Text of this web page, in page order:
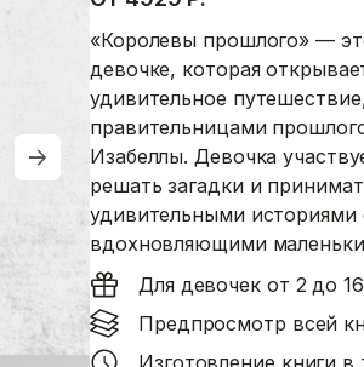
«Королевы прошлого» —
девочке, которая
удивительное
правительницами
Изабеллы. Девочка
решать загадки и
удивительными
вдохновляющими
Для девочек от 2 до
Предпросмотр всей
Изготовление книги